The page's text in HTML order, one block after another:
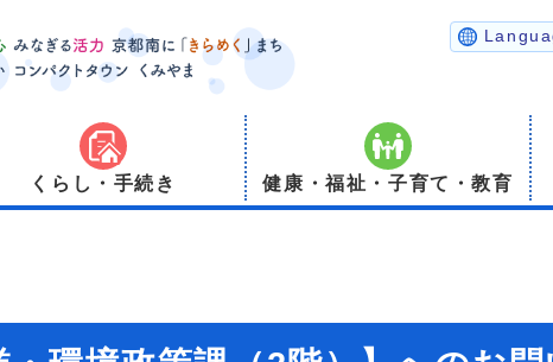
くらし・手続き 健康・福祉・子育て・教育